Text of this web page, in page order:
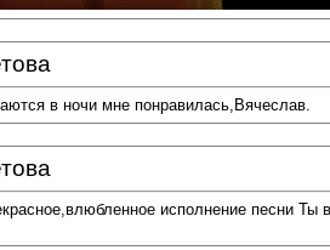
в ночи мне понравилась,Вячеслав.
исполнение песни Ты